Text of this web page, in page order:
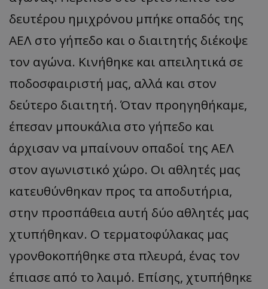
δευτέρου ημιχρόνου μπήκε οπαδός της
ΑΕΛ στο γήπεδο και ο διαιτητής διέκοψε
τον αγώνα. Κινήθηκε και απειλητικά σε
ποδοσφαιριστή μας, αλλά και στον
δεύτερο διαιτητή. Όταν προηγηθήκαμε,
έπεσαν μπουκάλια στο γήπεδο και
άρχισαν να μπαίνουν οπαδοί της ΑΕΛ
στον αγωνιστικό χώρο. Οι αθλητές μας
κατευθύνθηκαν προς τα αποδυτήρια,
στην προσπάθεια αυτή δύο αθλητές μας
χτυπήθηκαν. Ο τερματοφύλακας μας
γρονθοκοπήθηκε στα πλευρά, ένας τον
έπιασε από το λαιμό. Επίσης, χτυπήθηκε